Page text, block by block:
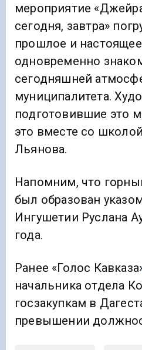
мероприятие
сегодня, завтра»
прошлое и
одновременно
сегодняшней
муниципалитета.
подготовившие это
это вместе со
Льянова.
Напомним, что
был образован
Ингушетии Руслана
года.
Ранее «Голос
начальника отдела
госзакупкам в
превышении